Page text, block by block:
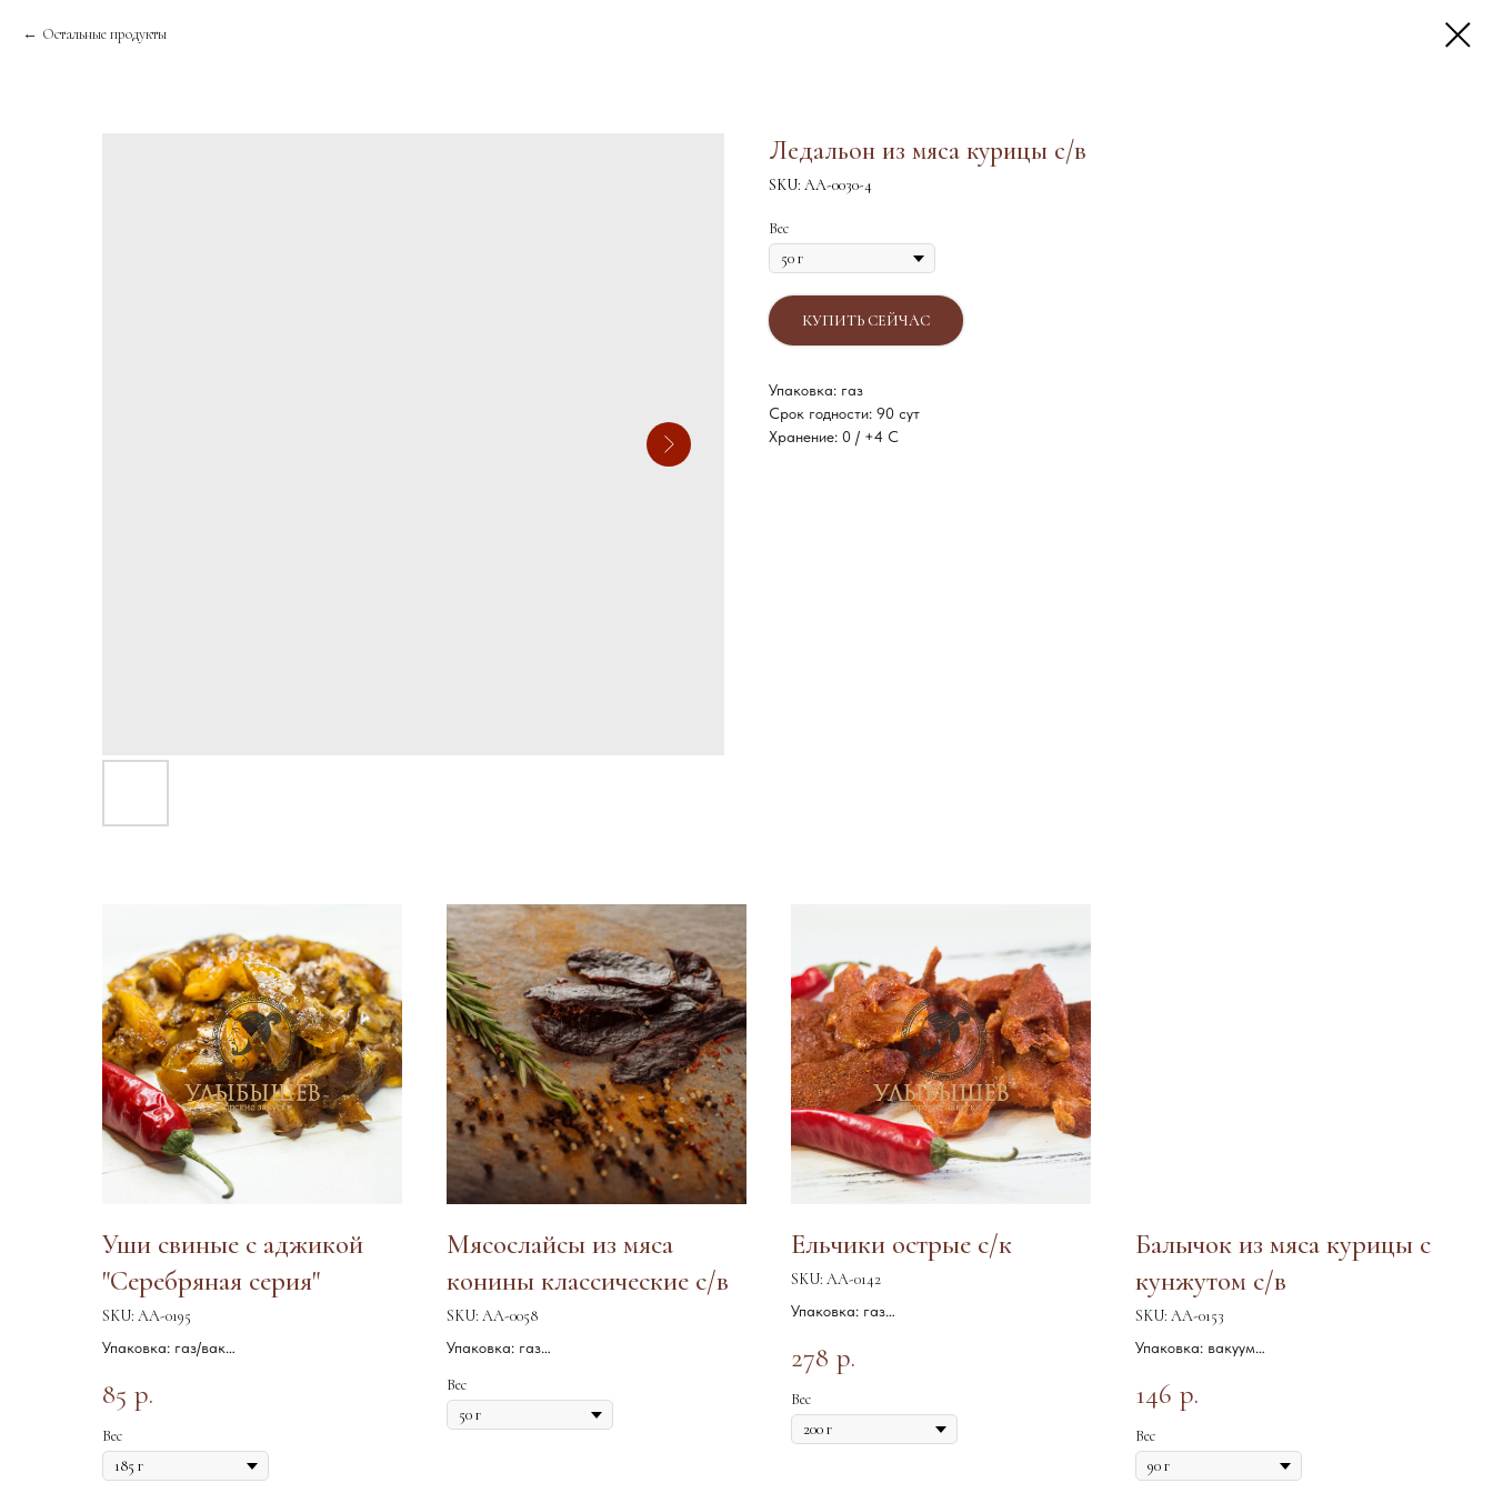
Остальные продукты
Ледальон из мяса курицы с/в
SKU: АА-0030-4
Вес
КУПИТЬ СЕЙЧАС
Упаковка: газ
Срок годности: 90 сут
Хранение: 0 / +4 С
Уши свиные с аджикой
"Серебряная серия"
SKU: АА-0195
Упаковка: газ/вак
Хранение: 0/ +4 С
85 р.
Вес
Мясослайсы из мяса
конины классические с/в
SKU: АА-0058
Упаковка: газ
Хранение: 0 / +4 С
Вес
Ельчики острые с/к
SKU: АА-0142
Упаковка: газ
Хранение: 0/ +4 С
278 р.
Вес
Балычок из мяса курицы с
кунжутом с/в
SKU: АА-0153
Упаковка: вакуум
Хранение: 0/ +4 С
146 р.
Вес